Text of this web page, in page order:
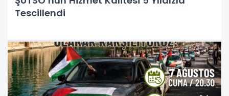
Tescillendi